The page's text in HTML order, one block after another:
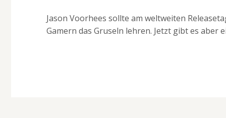
Jason Voorhees sollte am weltweiten
Gamern das Gruseln lehren. Jetzt gibt es aber